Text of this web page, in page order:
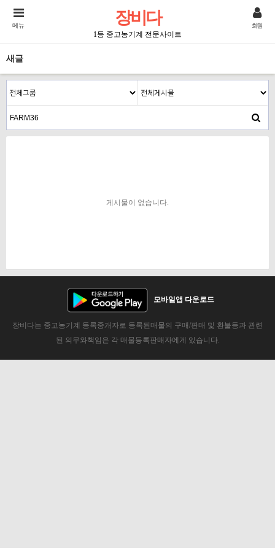
장비다
1등 중고농기계 전문사이트
메뉴 회원
새글
게시물이 없습니다.
모바일앱 다운로드
장비다는 중고농기계 등록중개자로 등록된매물의 구매/판매 및 환불등과 관련
된 의무와책임은 각 매물등록판매자에게 있습니다.